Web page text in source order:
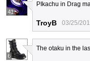
41
PIkachu in Drag
TroyB 03/25/
6
The otaku in the